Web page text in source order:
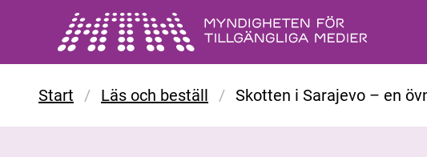
Gå till huvudinnehåll
Start / Läs och beställ / Skotten i Sarajevo – en